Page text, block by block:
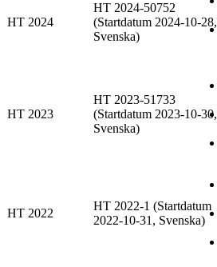
HT 2024
HT 2024-50752
(Startdatum 2024-10-28,
Svenska)
HT 2023
HT 2023-51733
(Startdatum 2023-10-30,
Svenska)
HT 2022
HT 2022-1 (Startdatum
2022-10-31, Svenska)